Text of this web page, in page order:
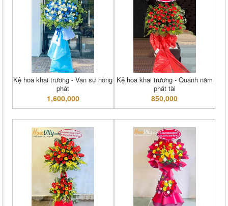
Kệ hoa khai trương - Vạn sự hồng
phát
1,600,000
Kệ hoa khai trương - Quanh năm
phát tài
850,000